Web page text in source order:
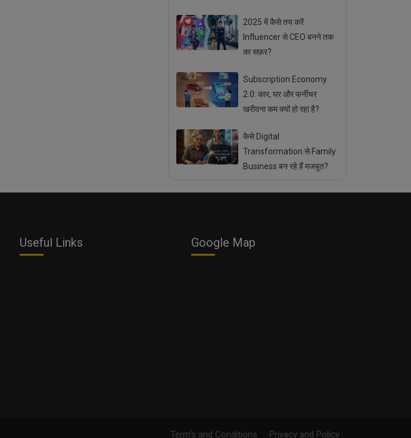
2025 में कैसे तय करें
Influencer से CEO बनने तक
का सफ़र?
Subscription Economy
2.0: कार, घर और फर्नीचर
खरीदना कम क्यों हो रहा है?
कैसे Digital
Transformation से Family
Business बन रहे हैं मजबूत?
Useful Links Google Map
Term's and Conditions Privacy and Policy